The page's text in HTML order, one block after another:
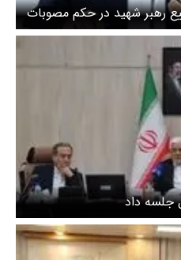
رهبر شهید در حکم مصوبات
جلسه داد